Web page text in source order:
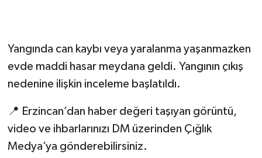
Yangında can kaybı veya yaralanma yaşanmazken
evde maddi hasar meydana geldi. Yangının çıkış
nedenine ilişkin inceleme başlatıldı.
📍 Erzincan’dan haber değeri taşıyan görüntü,
video ve ihbarlarınızı DM üzerinden Çığlık
Medya’ya gönderebilirsiniz.